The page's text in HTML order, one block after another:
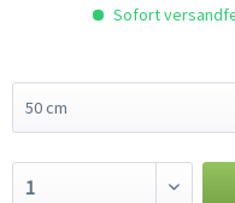
Sofort